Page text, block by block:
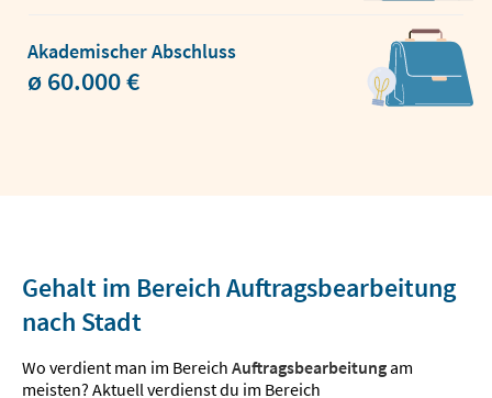
Akademischer Abschluss
ø 60.000 €
Gehalt im Bereich Auftragsbearbeitung
nach Stadt
Wo verdient man im Bereich Auftragsbearbeitungam
meisten? Aktuell verdienst du im Bereich